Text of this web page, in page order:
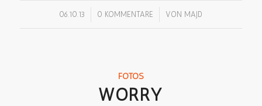
06.10.13 0 KOMMENTARE
/ VON MAJD
FOTOS
WORRY